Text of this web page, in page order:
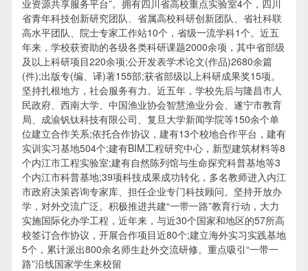
业资源共享服务平台”。拥有四川省高校重点实验室4个，四川
省青年科技创新研究团队、省属高校科研创新团队、省社科联
高水平团队、院士专家工作站10个，省级一流学科1个。近五
年来，学校获资助的各级各类科研课题2000余项，其中省部级
及以上科研项目220余项;公开发表学术论文(作品)2680余篇
(件);出版专(编、译)著155部;获省部级以上科研成果奖15项。
坚持扎根地方，社会服务有力。近五年，学校先后与隆昌市人
民政府、西南大学、中国渔业协会智慧渔业分会、遂宁市教育
局、成渝钒钛科技有限公司、复旦大学新闻学院等150余个单
位建立合作关系;依托合作协议，建有13个校地合作平台，建有
实训实习基地504个;建有BIM工程研究中心，新型建筑材料等8
个内江市工程实验室;建有自然陈列馆与生命探究科普基地等3
个内江市科普基地;39项科技成果成功转化，多名教师进入内江
市政府决策咨询专家库、担任企业专门科技顾问。坚持开放办
学，对外交流广泛。积极推进共建“一带一路”教育行动，大力
实施国际化办学工程，近年来，与近30个国家和地区的57所高
校签订合作协议，开展合作项目近80个;建立海外实习实践基地
5个，累计派出800余名师生赴外交流研修。重点吸引“一带一
路”沿线国家学生来校留